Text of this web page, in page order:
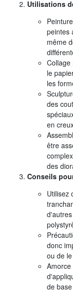
Utilisations
peintes
même
Collage
le
les
des
en
être
des
Conseils
Utilisez
donc
ou de
de